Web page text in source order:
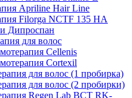
Apriline Hair Line
Filorga NCTF 135 HA
Дипроспан
для волос
Cellenis
Cortexil
для волос (1 пробирка)
для волос (2 пробирки)
Regen Lab BCT RK-